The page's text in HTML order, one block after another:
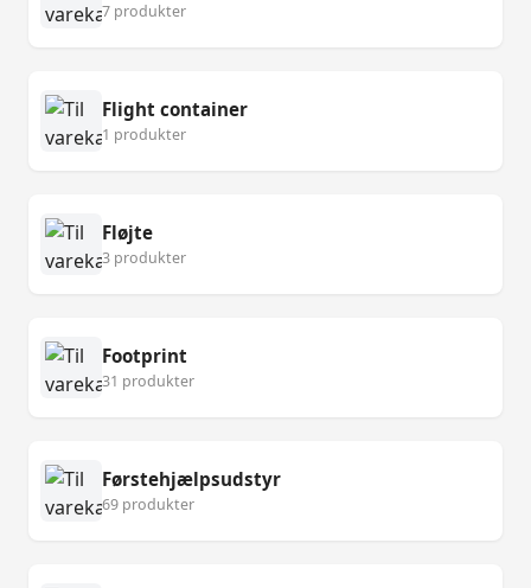
7 produkter
Flight container
1 produkter
Fløjte
3 produkter
Footprint
31 produkter
Førstehjælpsudstyr
69 produkter